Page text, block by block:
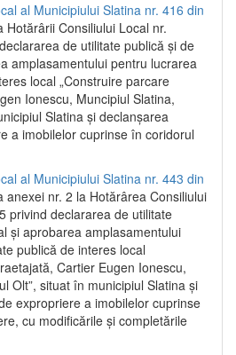
al Municipiului Slatina nr. 416 din
Hotărârii Consiliului Local nr.
de utilitate publică și de
amplasamentului pentru lucrarea
local „Construire parcare
Ionescu, Muncipiul Slatina,
Slatina și declanșarea
a imobilelor cuprinse în coridorul
al Municipiului Slatina nr. 443 din
anexei nr. 2 la Hotărârea Consiliului
privind declararea de utilitate
şi aprobarea amplasamentului
publică de interes local
Cartier Eugen Ionescu,
Olt”, situat în municipiul Slatina şi
expropriere a imobilelor cuprinse
cu modificările şi completările